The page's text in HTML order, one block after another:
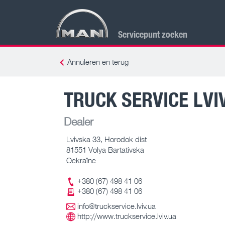
Servicepunt zoeken
Annuleren en terug
TRUCK SERVICE
Dealer
Lvivska 33, Horodok dist
81551 Volya Bartativska
Oekraïne
+380 (67) 498 41 06
+380 (67) 498 41 06
info@truckservice.lviv.ua
http://www.truckservice.lviv.ua